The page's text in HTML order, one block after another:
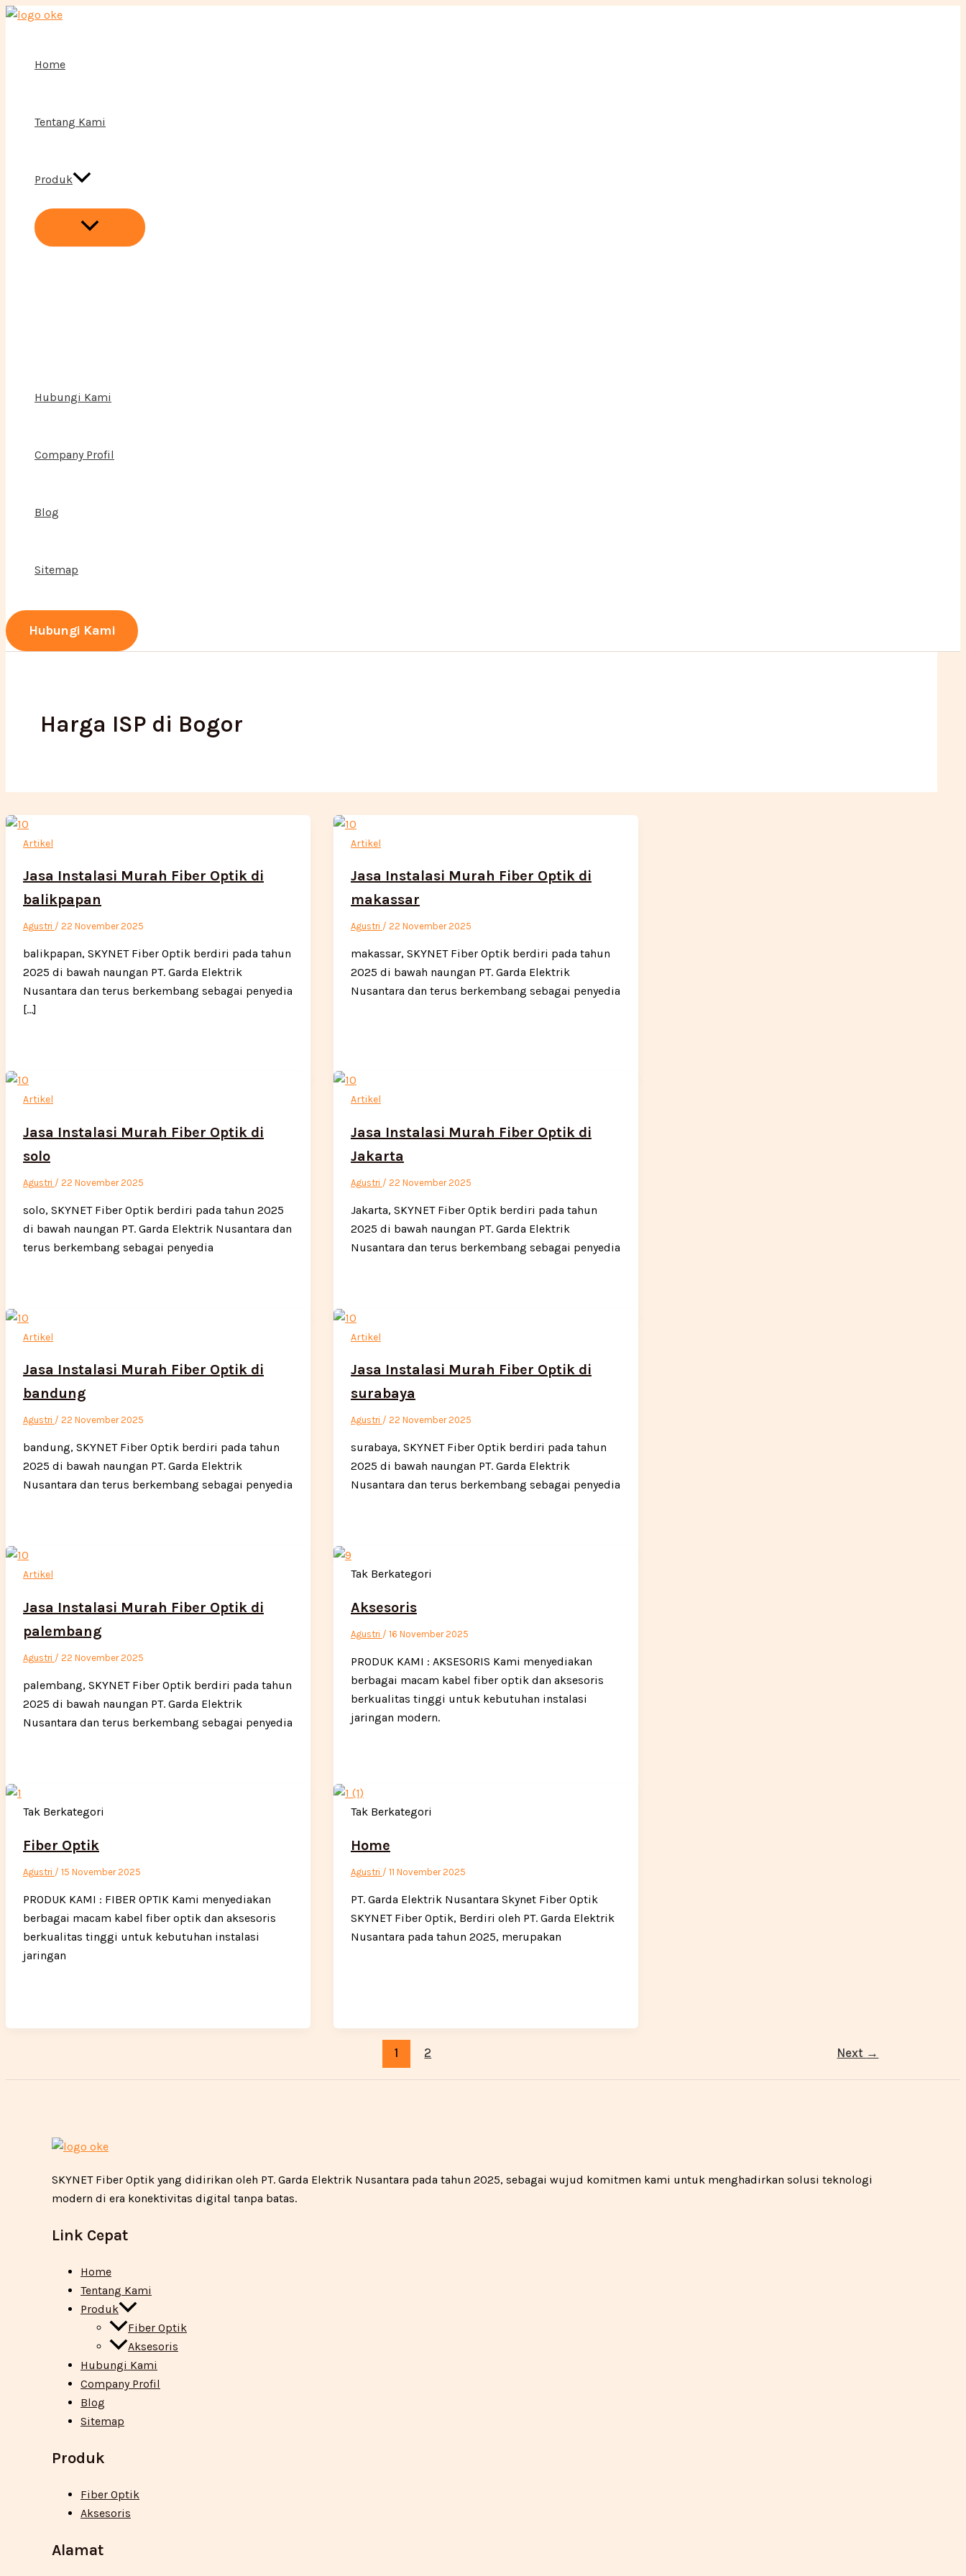
Lewati
Home
Tentang Kami
Produk
Menu
Hubungi Kami
Company Profil
Blog
Sitemap
Hubungi Kami
Harga ISP di Bogor
Artikel
Jasa Instalasi Murah Fiber Optik di
balikpapan
Agustri / 22 November 2025
balikpapan, SKYNET Fiber Optik berdiri pada tahun
2025 di bawah naungan PT. Garda Elektrik
Nusantara dan terus berkembang sebagai penyedia
[…]
Artikel
Jasa Instalasi Murah Fiber Optik di
makassar
Agustri / 22 November 2025
makassar, SKYNET Fiber Optik berdiri pada tahun
2025 di bawah naungan PT. Garda Elektrik
Nusantara dan terus berkembang sebagai penyedia
Artikel
Jasa Instalasi Murah Fiber Optik di
solo
Agustri / 22 November 2025
solo, SKYNET Fiber Optik berdiri pada tahun 2025
di bawah naungan PT. Garda Elektrik Nusantara dan
terus berkembang sebagai penyedia
Artikel
Jasa Instalasi Murah Fiber Optik di
Jakarta
Agustri / 22 November 2025
Jakarta, SKYNET Fiber Optik berdiri pada tahun
2025 di bawah naungan PT. Garda Elektrik
Nusantara dan terus berkembang sebagai penyedia
Artikel
Jasa Instalasi Murah Fiber Optik di
bandung
Agustri / 22 November 2025
bandung, SKYNET Fiber Optik berdiri pada tahun
2025 di bawah naungan PT. Garda Elektrik
Nusantara dan terus berkembang sebagai penyedia
Artikel
Jasa Instalasi Murah Fiber Optik di
surabaya
Agustri / 22 November 2025
surabaya, SKYNET Fiber Optik berdiri pada tahun
2025 di bawah naungan PT. Garda Elektrik
Nusantara dan terus berkembang sebagai penyedia
Artikel
Jasa Instalasi Murah Fiber Optik di
palembang
Agustri / 22 November 2025
palembang, SKYNET Fiber Optik berdiri pada tahun
2025 di bawah naungan PT. Garda Elektrik
Nusantara dan terus berkembang sebagai penyedia
Tak Berkategori
Aksesoris
Agustri / 16 November 2025
PRODUK KAMI : AKSESORIS Kami menyediakan
berbagai macam kabel fiber optik dan aksesoris
berkualitas tinggi untuk kebutuhan instalasi
jaringan modern.
Tak Berkategori
Fiber Optik
Agustri / 15 November 2025
PRODUK KAMI : FIBER OPTIK Kami menyediakan
berbagai macam kabel fiber optik dan aksesoris
berkualitas tinggi untuk kebutuhan instalasi
jaringan
Tak Berkategori
Home
Agustri / 11 November 2025
PT. Garda Elektrik Nusantara Skynet Fiber Optik
SKYNET Fiber Optik, Berdiri oleh PT. Garda Elektrik
Nusantara pada tahun 2025, merupakan
1 2 Next →
SKYNET Fiber Optik yang didirikan oleh PT. Garda Elektrik Nusantara pada tahun 2025, sebagai wujud komitmen kami untuk menghadirkan solusi teknologi
modern di era konektivitas digital tanpa batas.
Link Cepat
Home
Tentang Kami
Produk
Fiber Optik
Aksesoris
Hubungi Kami
Company Profil
Blog
Sitemap
Produk
Fiber Optik
Aksesoris
Alamat